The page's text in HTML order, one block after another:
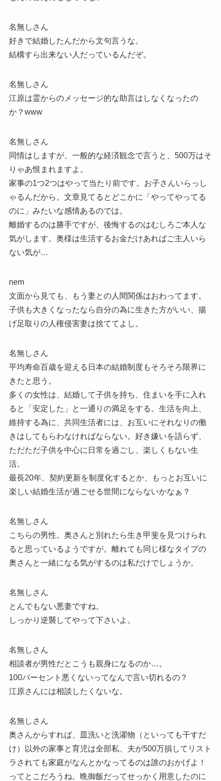
名無しさん
好きで結婚したんだから文句言うな。
結構すら出来ない人だっているんだぞ。
名無しさん
江原は霊からのメッセージ的な助言はしなくなったの
か？www
名無しさん
同情はしますが、一般的な経済観念で言うと、500万はそ
りゃあ恨まれますよ。
家事の1つ2つはやって当たり前です。お子さんいらっし
ゃるんだから。文章見てるとどこかに「やってやってる
のに」みたいな感情あるのでは。
離婚するのは勝手ですが、後悔するのはむしろご本人な
気がします。奥様は生活するお金だけあればご主人いら
ない気が…
nem
文面から見ても、もう妻との人間関係はおわってます。
子供も大きくなったなら自分の為に生きた方がいい、揚
げ足取りの人権侵害妻は捨ててよし。
名無しさん
平均寿命百歳を迎える日本の結婚制度もそろそろ限界に
きたと思う。
多くの女性は、結婚して子供を持ち、住まいを手に入れ
ると「安定した」と一通りの満足をする。生活を向上、
維持する為に、共同生活者には、お互いにそれなりの働
きはしてもらわなければならない。好き嫌いを語らず、
ただただ子供を中心に日常を過ごし、楽しくもない生
活。
最長20年、契約更新を制度化するとか、もっとお互いに
楽しい結婚生活が過ごせる世間にならないかなぁ？
名無しさん
こちらの男性。奥さんと別れたら生き甲斐を見つけられ
ると思っているようですが。離れても同じ様なタイプの
奥さんと一緒になる気がするのは私だけでしょうか。
名無しさん
とんでもない悪妻ですね。
しっかり逆襲してやって下さいよ。
名無しさん
相談者が男性だとこうも親身になるのか…。
100パーセント悪くないってなんで言い切れるの？
江原さんには相談したくないな。
名無しさん
奥さんからすれば、皿洗いと洗濯物（といっても干すだ
け）以外の家事と育児は全部私、夫が500万損してリスト
ラされても家庭がなんとかなってるのは誰のおかげよ！
ってとこだろうね。晩御飯だってせっかく用意したのに